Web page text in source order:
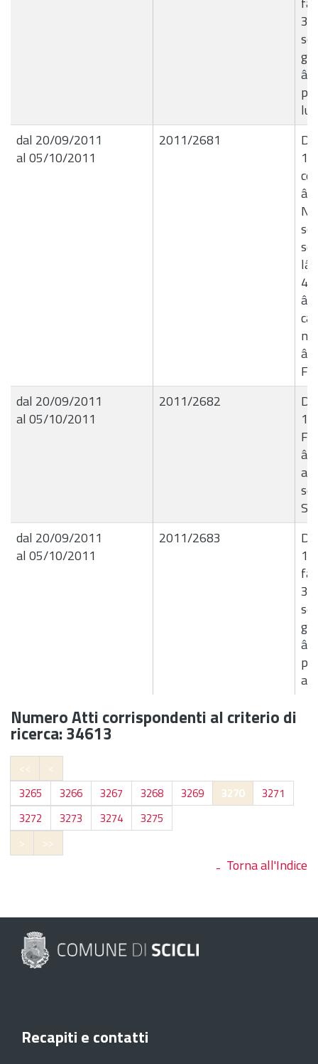
dal 20/09/2011
al 05/10/2011
2011/2681
4^
dal 20/09/2011
al 05/10/2011
2011/2682
dal 20/09/2011
al 05/10/2011
2011/2683
Numero Atti corrispondenti al criterio di
ricerca: 34613
<<
<
3265
3266 3267 3268 3269 3270
3271
3272
3273 3274
3275
>
>>
Torna all'Indice
Recapiti e contatti